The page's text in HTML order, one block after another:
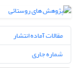
مقالات آماده انتشار
شماره جاری